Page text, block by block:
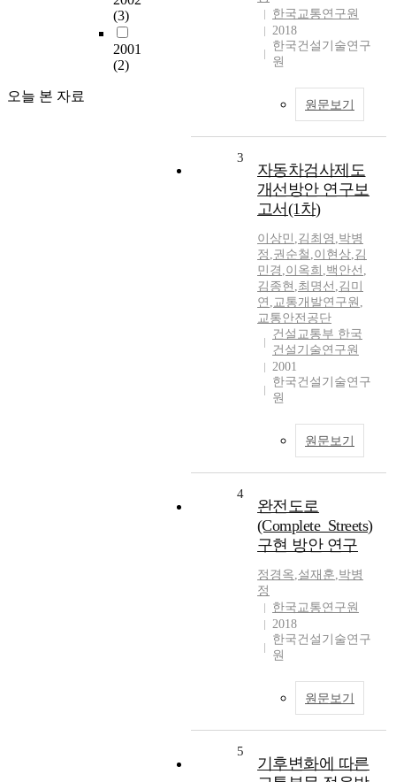
(3)
2001
(2)
오늘 본 자료
한국교통연구원
2018
한국건설기술연구
원
원문보기
3
자동차검사제도
개선방안 연구보
고서(1차)
이상민 ,김최영 ,박병
정 ,권순철 ,이현상,김
민경 ,이옥희 ,백안선 ,
김종현 ,최명선 ,김미
연 ,교통개발연구원 ,
교통안전공단
건설교통부 한국
건설기술연구원
2001
한국건설기술연구
원
원문보기
4
완전도로
(Complete_Streets)
구현 방안 연구
정경옥,설재훈,박병
정
한국교통연구원
2018
한국건설기술연구
원
원문보기
5
기후변화에 따른